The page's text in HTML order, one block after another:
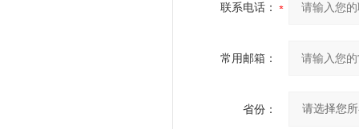
联系电话：
常用邮箱：
省份：